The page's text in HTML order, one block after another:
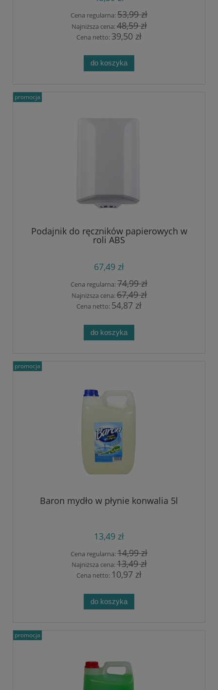
Cena regularna:53,99 zł
Najniższa cena:48,59 zł
Cena netto: 39,50 zł
do koszyka
Podajnik do ręczników papierowych w
roli ABS
67,49 zł
Cena regularna:74,99 zł
Najniższa cena:67,49 zł
Cena netto: 54,87 zł
do koszyka
promocja
Baron mydło w płynie konwalia 5l
13,49 zł
Cena regularna:14,99 zł
Najniższa cena:13,49 zł
Cena netto: 10,97 zł
do koszyka
promocja
promocja